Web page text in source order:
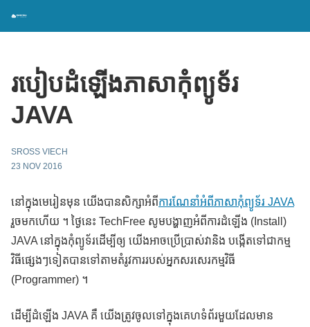
របៀបដំឡើងភាសាកុំព្យូទ័រ
JAVA
SROSS VIECH
23 NOV 2016
នៅក្នុងមេរៀនមុន យើងបានសិក្សាអំពីការណែនាំអំពីភាសាកុំព្យូទ័រ JAVA
រួចមកហើយ ។ ថ្ងៃនេះ TechFree សូមបង្ហាញអំពីការដំឡើង (Install)
JAVA នៅក្នុងកុំព្យូទ័រដើម្បីឲ្យ យើងអាចប្រើប្រាស់វានិង បង្កើតទៅជាកម្ម
វិធីផ្សេងៗទៀតបានទៅតាមតំរូវការរបស់អ្នកសរសេរកម្មវិធី
(Programmer) ។
ដើម្បីដំឡើង JAVA គឺ យើងត្រូវចូលទៅក្នុងគេហទំព័រមួយដែលមាន